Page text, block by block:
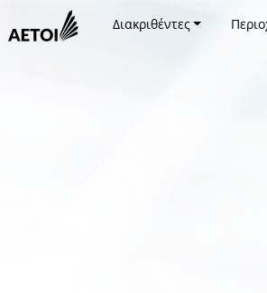
Διακριθέντες